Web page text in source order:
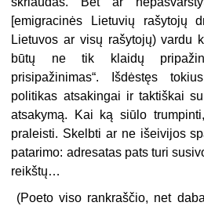
[emigracinės Lietuvių rašytojų
Lietuvos ar visų rašytojų) vardu
būtų ne tik klaidų
prisipažinimas“. Išdėstęs
politikas atsakingai ir taktiškai
atsakymą. Kai ką siūlo
praleisti. Skelbti ar ne išeivijos
patarimo: adresatas pats turi
reikštų…
(Poeto viso rankraščio, net